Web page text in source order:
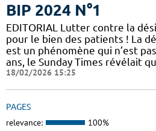
BIP 2024 N°1
EDITORIAL Lutter contre la
pour le bien des patients ! La
est un phénomène qui n’est
ans, le Sunday Times révélait
18/02/2026 15:25
PAGES
relevance: 100%